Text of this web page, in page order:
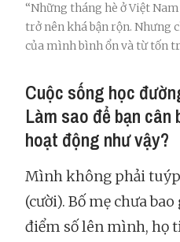
“Những tháng hè ở Việt
trở nên khá bận rộn. Nhưng
của mình bình ổn và từ tốn
Cuộc sống học
Làm sao để bạn cân
hoạt động như vậy?
Mình không phải
(cười). Bố mẹ chưa
điểm số lên mình, họ